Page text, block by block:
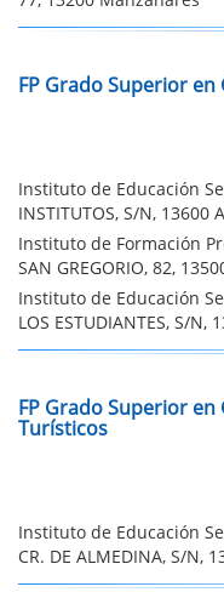
FP Grado Superior
Instituto de Educación
INSTITUTOS, S/N, 13600
Instituto de Formación
SAN GREGORIO, 82,
Instituto de Educación
LOS ESTUDIANTES, S/N,
FP Grado Superior
Turísticos
Instituto de Educación
CR. DE ALMEDINA, S/N,